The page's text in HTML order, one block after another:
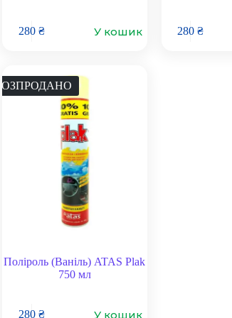
280 ₴ У кошик 280 ₴
РОЗПРОДАНО
Поліроль (Ваніль) ATAS Plak
750 мл
280 ₴ У кошик